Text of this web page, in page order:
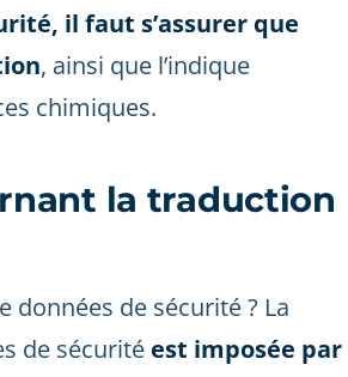
il faut s’assurer que
, ainsi que l’indique
chimiques.
la traduction
de sécurité ? La
de sécurité est imposée par